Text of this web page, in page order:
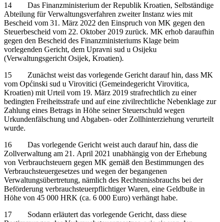
14 Das Finanzministerium der Republik Kroatien, Selbständige
Abteilung für Verwaltungsverfahren zweiter Instanz wies mit
Bescheid vom 31. März 2022 den Einspruch von MK gegen den
Steuerbescheid vom 22. Oktober 2019 zurück. MK erhob daraufhin
gegen den Bescheid des Finanzministeriums Klage beim
vorlegenden Gericht, dem Upravni sud u Osijeku
(Verwaltungsgericht Osijek, Kroatien).
15 Zunächst weist das vorlegende Gericht darauf hin, dass MK
vom Općinski sud u Virovitici (Gemeindegericht Virovitica,
Kroatien) mit Urteil vom 19. März 2019 strafrechtlich zu einer
bedingten Freiheitsstrafe und auf eine zivilrechtliche Nebenklage zur
Zahlung eines Betrags in Höhe seiner Steuerschuld wegen
Urkundenfälschung und Abgaben- oder Zollhinterziehung verurteilt
wurde.
16 Das vorlegende Gericht weist auch darauf hin, dass die
Zollverwaltung am 21. April 2021 unabhängig von der Erhebung
von Verbrauchsteuern gegen MK gemäß den Bestimmungen des
Verbrauchsteuergesetzes und wegen der begangenen
Verwaltungsübertretung, nämlich des Rechtsmissbrauchs bei der
Beförderung verbrauchsteuerpflichtiger Waren, eine Geldbuße in
Höhe von 45 000 HRK (ca. 6 000 Euro) verhängt habe.
17 Sodann erläutert das vorlegende Gericht, dass diese